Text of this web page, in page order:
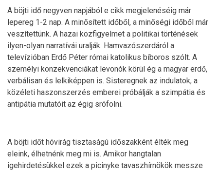
A böjti idő negyven napjából e cikk megjelenéséig már
lepereg 1-2 nap. A minősített időből, a minőségi időből már
veszítettünk. A hazai közfigyelmet a politikai történések
ilyen-olyan narratívái uralják. Hamvazószerdáról a
televízióban Erdő Péter római katolikus bíboros szólt. A
személyi konzekvenciákat levonók körül ég a magyar erdő,
verbálisan és lelkiképpen is. Sisteregnek az indulatok, a
közéleti haszonszerzés emberei próbálják a szimpátia és
antipátia mutatóit az égig srófolni.
A böjti időt hóvirág tisztaságú időszakként élték meg
eleink, élhetnénk meg mi is. Amikor hangtalan
igehirdetésükkel ezek a picinyke tavaszhírnökök messze